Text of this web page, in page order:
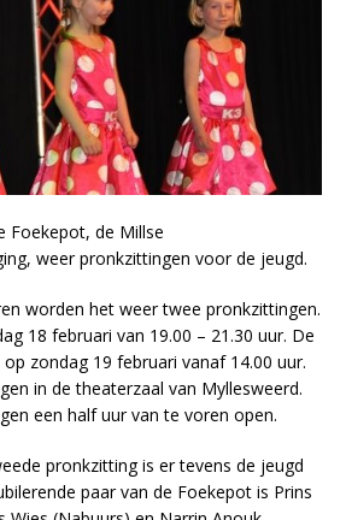
Foekepot, de Millse
weer pronkzittingen voor de jeugd.
worden het weer twee pronkzittingen.
18 februari van 19.00 – 21.30 uur. De
zondag 19 februari vanaf 14.00 uur.
in de theaterzaal van Myllesweerd.
een half uur van te voren open.
pronkzitting is er tevens de jeugd
paar van de Foekepot is Prins